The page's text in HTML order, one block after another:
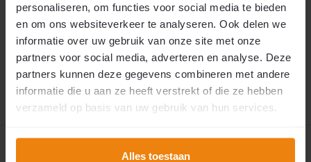
personaliseren, om functies voor social media te bieden
en om ons websiteverkeer te analyseren. Ook delen we
informatie over uw gebruik van onze site met onze
partners voor social media, adverteren en analyse. Deze
partners kunnen deze gegevens combineren met andere
informatie die u aan ze heeft verstrekt of die ze hebben
verzameld op basis van uw gebruik van hun services.
Alles toestaan
€ 89,95
€89,95 p/m2
⏳ Let op: 5 tot 7 werkdagen levertijd.
Dit product heeft een iets langere verwerkingstijd.
Wij zorgen dat uw bestelling zo spoedig mogelijk
verzonden wordt.
🚚 Verwachte verzending:
18 augustus 2026